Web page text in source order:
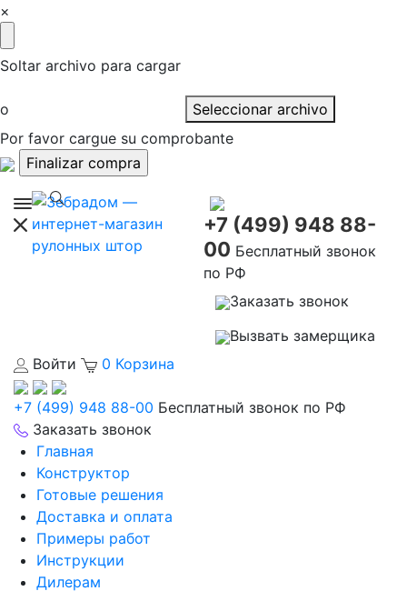
×
Soltar archivo para cargar
o
Seleccionar archivo
Por favor cargue su comprobante
+7 (499) 948 88-
00 Бесплатный звонок
по РФ
Заказать звонок
Вызвать замерщика
Войти
0 Корзина
+7 (499) 948 88-00 Бесплатный звонок по РФ
Заказать звонок
Главная
Конструктор
Готовые решения
Доставка и оплата
Примеры работ
Инструкции
Дилерам